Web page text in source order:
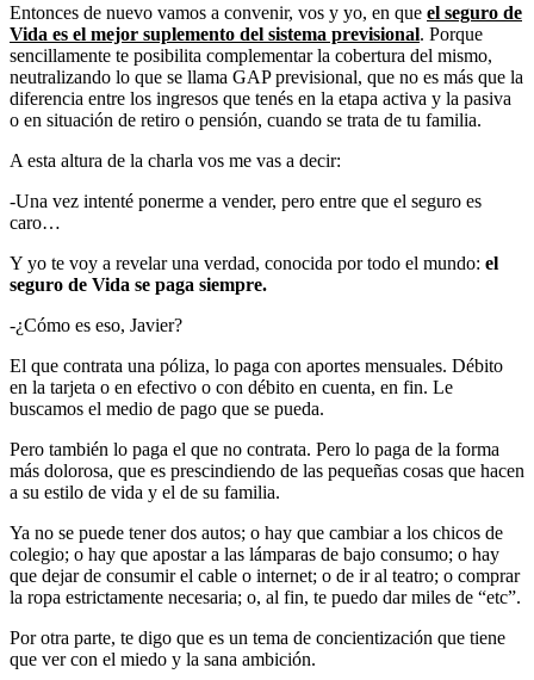
Entonces de nuevo vamos a convenir, vos y yo, en que el seguro de
Vida es el mejor suplemento del sistema previsional. Porque
sencillamente te posibilita complementar la cobertura del mismo,
neutralizando lo que se llama GAP previsional, que no es más que la
diferencia entre los ingresos que tenés en la etapa activa y la pasiva
o en situación de retiro o pensión, cuando se trata de tu familia.
A esta altura de la charla vos me vas a decir:
-Una vez intenté ponerme a vender, pero entre que el seguro es
caro…
Y yo te voy a revelar una verdad, conocida por todo el mundo: el
seguro de Vida se paga siempre.
-¿Cómo es eso, Javier?
El que contrata una póliza, lo paga con aportes mensuales. Débito
en la tarjeta o en efectivo o con débito en cuenta, en fin. Le
buscamos el medio de pago que se pueda.
Pero también lo paga el que no contrata. Pero lo paga de la forma
más dolorosa, que es prescindiendo de las pequeñas cosas que hacen
a su estilo de vida y el de su familia.
Ya no se puede tener dos autos; o hay que cambiar a los chicos de
colegio; o hay que apostar a las lámparas de bajo consumo; o hay
que dejar de consumir el cable o internet; o de ir al teatro; o comprar
la ropa estrictamente necesaria; o, al fin, te puedo dar miles de “etc”.
Por otra parte, te digo que es un tema de concientización que tiene
que ver con el miedo y la sana ambición.